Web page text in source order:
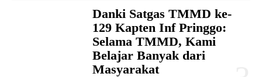
Danki Satgas TMMD ke-
129 Kapten Inf Pringgo:
Selama TMMD, Kami
Belajar Banyak dari
Masyarakat